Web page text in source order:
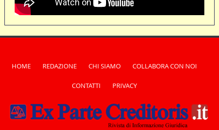
HOME REDAZIONE CHI SIAMO COLLABORA CON NOI
CONTATTI PRIVACY